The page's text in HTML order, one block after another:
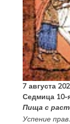
7 августа
Седмица 10-
Пища с
Успение